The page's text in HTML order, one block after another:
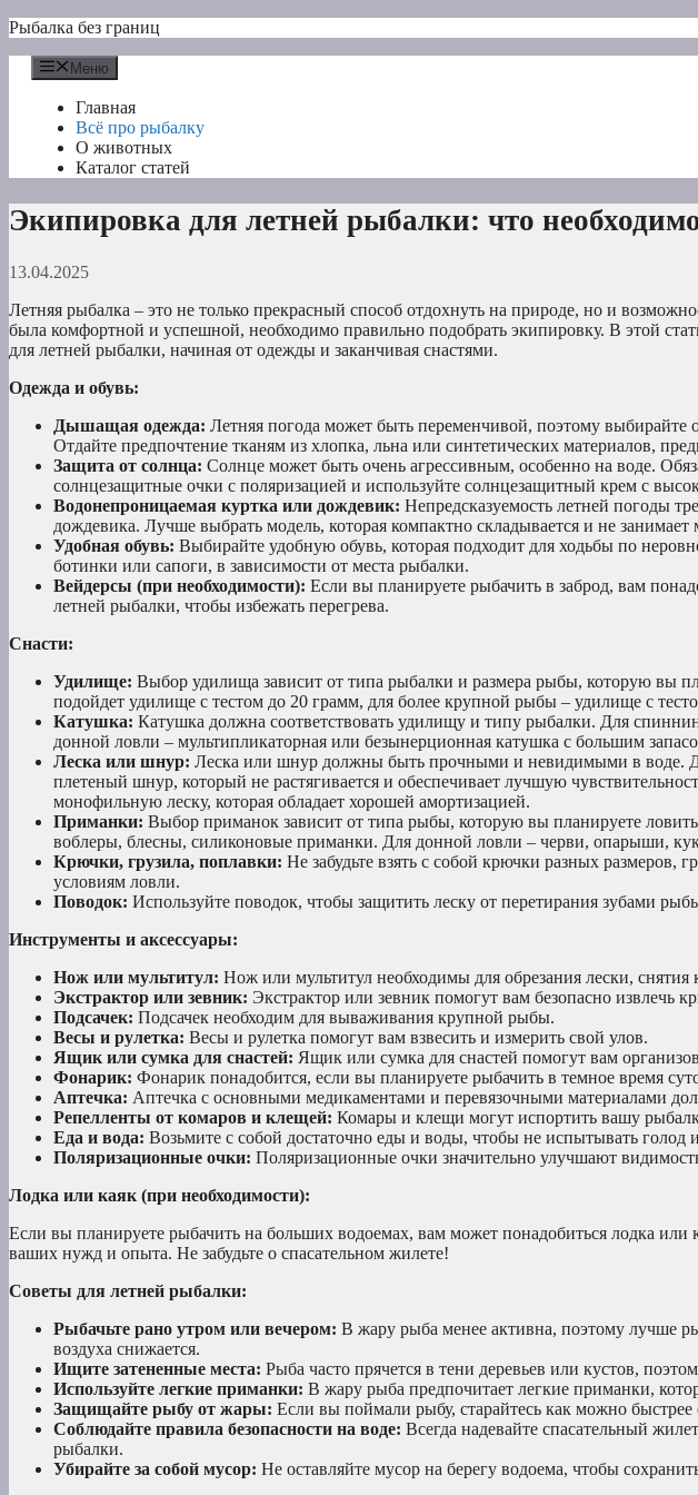
Перейти
содержимому
Рыбалка без границ
Меню
Главная
Всё про рыбалку
О животных
Каталог статей
Экипировка для летней рыбалки: что
13.04.2025
Летняя рыбалка – это не только прекрасный способ отдохнуть на природе, но и
была комфортной и успешной, необходимо правильно подобрать экипировку. В этой
для летней рыбалки, начиная от одежды и заканчивая снастями.
Одежда и обувь:
Дышащая одежда: Летняя погода может быть переменчивой, поэтому выбирайте
Отдайте предпочтение тканям из хлопка, льна или синтетических материалов,
Защита от солнца: Солнце может быть очень агрессивным, особенно на воде.
солнцезащитные очки с поляризацией и используйте солнцезащитный крем с
Водонепроницаемая куртка или дождевик: Непредсказуемость летней погоды
дождевика. Лучше выбрать модель, которая компактно складывается и не занимает
Удобная обувь: Выбирайте удобную обувь, которая подходит для ходьбы по
ботинки или сапоги, в зависимости от места рыбалки.
Вейдерсы (при необходимости): Если вы планируете рыбачить в заброд, вам
летней рыбалки, чтобы избежать перегрева.
Снасти:
Удилище: Выбор удилища зависит от типа рыбалки и размера рыбы, которую вы
подойдет удилище с тестом до 20 грамм, для более крупной рыбы – удилище с
Катушка: Катушка должна соответствовать удилищу и типу рыбалки. Для
донной ловли – мультипликаторная или безынерционная катушка с большим
Леска или шнур: Леска или шнур должны быть прочными и невидимыми в воде.
плетеный шнур, который не растягивается и обеспечивает лучшую
монофильную леску, которая обладает хорошей амортизацией.
Приманки: Выбор приманок зависит от типа рыбы, которую вы планируете
воблеры, блесны, силиконовые приманки. Для донной ловли – черви, опарыши,
Крючки, грузила, поплавки: Не забудьте взять с собой крючки разных размеров,
условиям ловли.
Поводок: Используйте поводок, чтобы защитить леску от перетирания зубами
Инструменты и аксессуары:
Нож или мультитул: Нож или мультитул необходимы для обрезания лески,
Экстрактор или зевник: Экстрактор или зевник помогут вам безопасно извлечь
Подсачек: Подсачек необходим для вываживания крупной рыбы.
Весы и рулетка: Весы и рулетка помогут вам взвесить и измерить свой улов.
Ящик или сумка для снастей: Ящик или сумка для снастей помогут вам
Фонарик: Фонарик понадобится, если вы планируете рыбачить в темное время
Аптечка: Аптечка с основными медикаментами и перевязочными материалами
Репелленты от комаров и клещей: Комары и клещи могут испортить вашу
Еда и вода: Возьмите с собой достаточно еды и воды, чтобы не испытывать голод
Поляризационные очки: Поляризационные очки значительно улучшают
Лодка или каяк (при необходимости):
Если вы планируете рыбачить на больших водоемах, вам может понадобиться лодка
ваших нужд и опыта. Не забудьте о спасательном жилете!
Советы для летней рыбалки:
Рыбачьте рано утром или вечером: В жару рыба менее активна, поэтому лучше
воздуха снижается.
Ищите затененные места: Рыба часто прячется в тени деревьев или кустов,
Используйте легкие приманки: В жару рыба предпочитает легкие приманки,
Защищайте рыбу от жары: Если вы поймали рыбу, старайтесь как можно быстрее
Соблюдайте правила безопасности на воде: Всегда надевайте спасательный
рыбалки.
Убирайте за собой мусор: Не оставляйте мусор на берегу водоема, чтобы